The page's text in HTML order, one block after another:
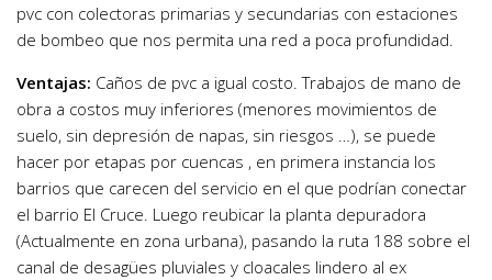
pvc con colectoras primarias y secundarias con estaciones
de bombeo que nos permita una red a poca profundidad.
Ventajas: Caños de pvc a igual costo. Trabajos de mano de
obra a costos muy inferiores (menores movimientos de
suelo, sin depresión de napas, sin riesgos …), se puede
hacer por etapas por cuencas , en primera instancia los
barrios que carecen del servicio en el que podrían conectar
el barrio El Cruce. Luego reubicar la planta depuradora
(Actualmente en zona urbana), pasando la ruta 188 sobre el
canal de desagües pluviales y cloacales lindero al ex